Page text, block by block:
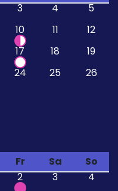
3 4
5
10 11
12
17 18
19
24 25
26
Fr Sa
So
2 3
4